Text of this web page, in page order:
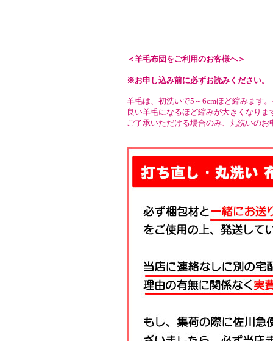
＜羊毛布団をご利用のお客様へ＞
※お申し込み前に必ずお読みください。
羊毛は、初洗いで5～6cmほど縮みます
良い羊毛になるほど縮みが大きくなりま
ご了承いただける場合のみ、丸洗いの